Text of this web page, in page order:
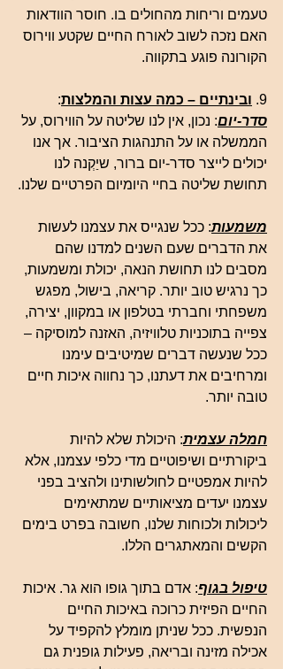
טעמים וריחות מהחולים בו. חוסר הוודאות
האם נזכה לשוב לאורח החיים שקטע ווירוס
הקורונה פוגע בתקווה.
9. ובינתיים – כמה עצות והמלצות:
סדר-יום: נכון, אין לנו שליטה על הווירוס, על
הממשלה או על התנהגות הציבור. אך אנו
יכולים לייצר סדר-יום ברור, שיַקְנה לנו
תחושת שליטה בחיי היומיום הפרטיים שלנו.
משמעות: ככל שנגייס את עצמנו לעשות
את הדברים שעם השנים למדנו שהם
מסבים לנו תחושת הנאה, יכולת ומשמעות,
כך נרגיש טוב יותר. קריאה, בישול, מפגש
משפחתי וחברתי בטלפון או במקוון, יצירה,
צפייה בתוכניות טלוויזיה, האזנה למוסיקה –
ככל שנעשה דברים שמיטיבים עימנו
ומרחיבים את דעתנו, כך נחווה איכות חיים
טובה יותר.
חמלה עצמית: היכולת שלא להיות
ביקורתיים ושיפוטיים מדי כלפי עצמנו, אלא
להיות אמפטיים לחולשותינו ולהציב בפני
עצמנו יעדים מציאותיים שמתאימים
ליכולות ולכוחות שלנו, חשובה בפרט בימים
הקשים והמאתגרים הללו.
טיפול בגוף: אדם בתוך גופו הוא גר. איכות
החיים הפיזית כרוכה באיכות החיים
הנפשית. ככל שניתן מומלץ להקפיד על
אכילה מזינה ובריאה, פעילות גופנית גם